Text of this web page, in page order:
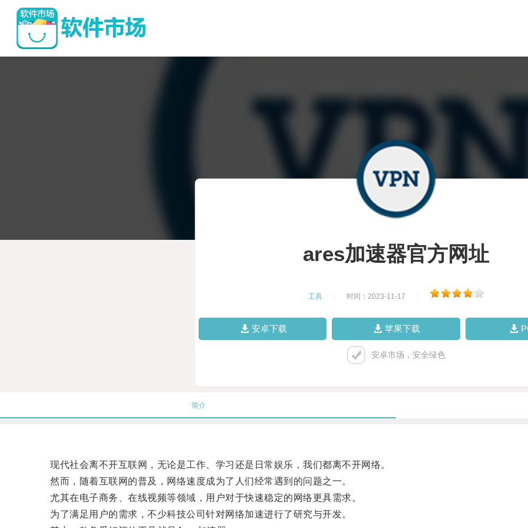
ares加速器官方网址
工具 时间：2023-11-17
安卓下载 苹果下载
安卓市场，安全绿色
简介
现代社会离不开互联网，无论是工作、学习还是日常娱乐，我们都离不开网络。
然而，随着互联网的普及，网络速度成为了人们经常遇到的问题之一。
尤其在电子商务、在线视频等领域，用户对于快速稳定的网络更具需求。
为了满足用户的需求，不少科技公司针对网络加速进行了研究与开发。